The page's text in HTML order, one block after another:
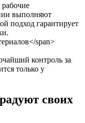
выполняют
подход гарантирует
контроль за
только у
своих